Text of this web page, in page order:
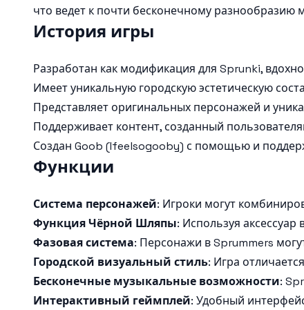
что ведет к почти бесконечному разнообразию
История игры
Разработан как модификация для Sprunki,
Имеет уникальную городскую эстетическую
Представляет оригинальных персонажей и
Поддерживает контент, созданный
Создан Goob (Ifeelsogooby) с помощью и
Функции
Система персонажей: Игроки могут
Функция Чёрной Шляпы: Используя
Фазовая система: Персонажи в Sprummers
Городской визуальный стиль: Игра
Бесконечные музыкальные возможности:
Интерактивный геймплей: Удобный